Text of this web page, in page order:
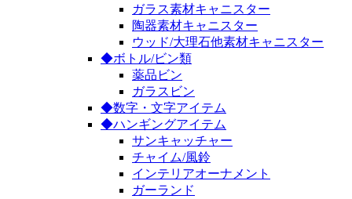
ガラス素材キャニスター
陶器素材キャニスター
ウッド/大理石他素材キャニスター
◆ボトル/ビン類
薬品ビン
ガラスビン
◆数字・文字アイテム
◆ハンギングアイテム
サンキャッチャー
チャイム/風鈴
インテリアオーナメント
ガーランド